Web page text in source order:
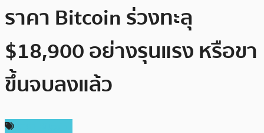
ราคา Bitcoin ร่วงทะลุ
$18,900 อย่างรุนแรง หรือขา
ขึ้นจบลงแล้ว